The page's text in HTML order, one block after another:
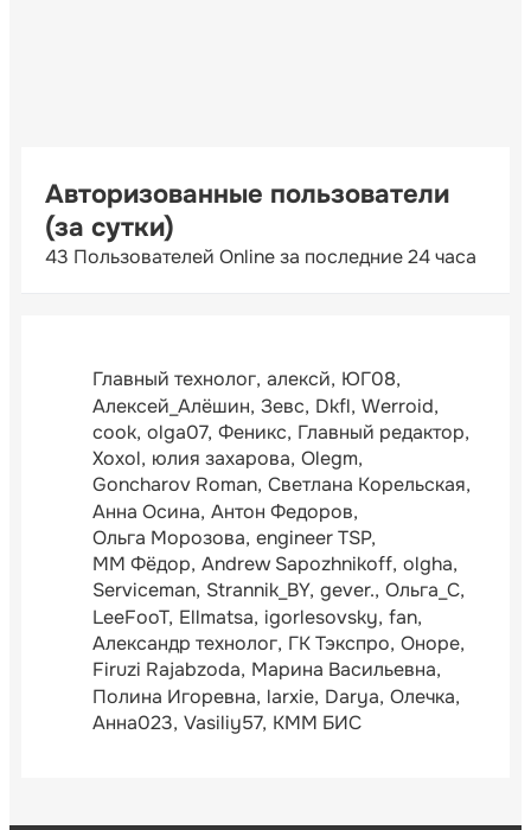
Авторизованные пользователи
(за сутки)
43 Пользователей Online за последние 24 часа
Главный технолог алексй ЮГ08
Алексей_Алёшин Зевс Dkfl Werroid
cook olga07 Феникс Главный редактор
Xoxol юлия захарова Olegm
Goncharov Roman Светлана Корельская
Анна Осина Антон Федоров
Ольга Морозова engineer TSP
ММ Фёдор Andrew Sapozhnikoff olgha
Serviceman Strannik_BY gever. Ольга_С
LeeFooT Ellmatsa igorlesovsky fan
Александр технолог ГК Тэкспро Оноре
Firuzi Rajabzoda Марина Васильевна
Полина Игоревна larxie Darya Олечка
Анна023 Vasiliy57 КММ БИС